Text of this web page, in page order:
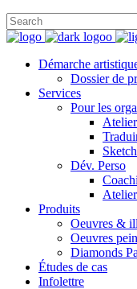
Démarche
Dossier de
Services
Pour les
Dév. Perso
Produits
Oeuvres &
Oeuvres
Diamonds
Études de cas
Infolettre